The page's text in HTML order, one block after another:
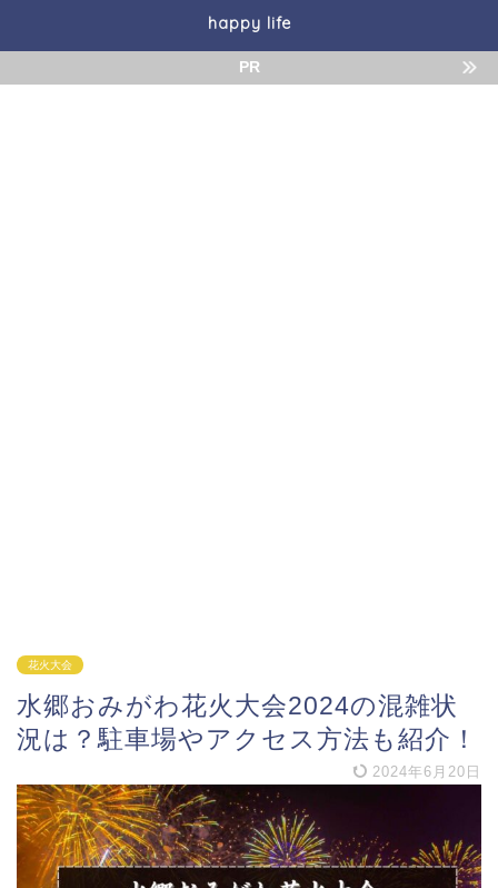
happy life
PR
花火大会
水郷おみがわ花火大会2024の混雑状
況は？駐車場やアクセス方法も紹介！
2024年6月20日